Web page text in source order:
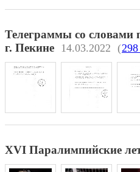
Телеграммы со словами
г. Пекине
14.03.2022 (
XVI Паралимпийские